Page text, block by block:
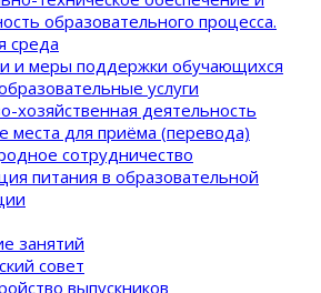
образовательного процеcса.
среда
и меры поддержки обучающихся
услуги
хозяйственная деятельность
места для приёма (перевода)
сотрудничество
питания в образовательной
занятий
совет
выпускников